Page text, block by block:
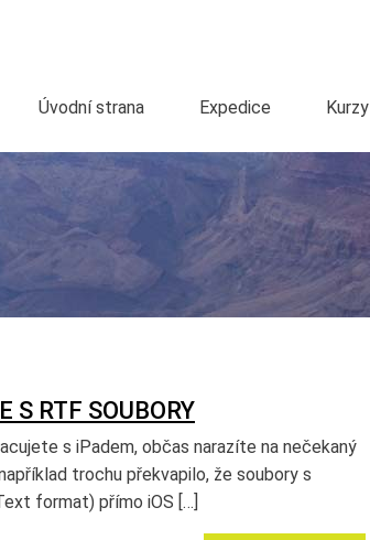
Úvodní strana Expedice Kurzy
S RTF SOUBORY
s iPadem, občas narazíte na nečekaný
trochu překvapilo, že soubory s
format) přímo iOS […]